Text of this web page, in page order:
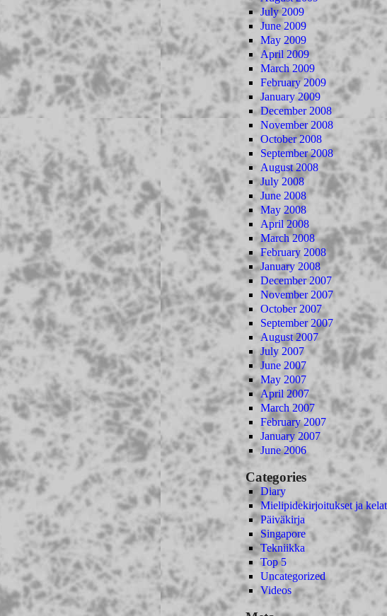
July 2009
June 2009
May 2009
April 2009
March 2009
February 2009
January 2009
December 2008
November 2008
October 2008
September 2008
August 2008
July 2008
June 2008
May 2008
April 2008
March 2008
February 2008
January 2008
December 2007
November 2007
October 2007
September 2007
August 2007
July 2007
June 2007
May 2007
April 2007
March 2007
February 2007
January 2007
June 2006
Categories
Diary
Mielipidekirjoitukset ja kelat
Päiväkirja
Singapore
Tekniikka
Top 5
Uncategorized
Videos